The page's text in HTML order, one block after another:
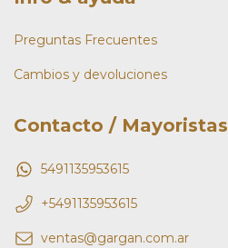
Preguntas Frecuentes
Cambios y devoluciones
Contacto / Mayoristas
5491135953615
+5491135953615
ventas@gargan.com.ar